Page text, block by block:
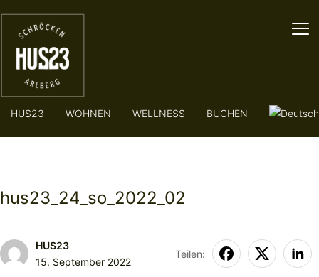
HUS23 WOHNEN WELLNESS BUCHEN
hus23_24_so_2022_02
HUS23
15. September 2022
Teilen: